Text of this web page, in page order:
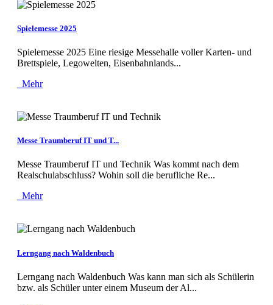
Spielemesse 2025
Spielemesse 2025 Eine riesige Messehalle voller Karten- und
Brettspiele, Legowelten, Eisenbahnlands...
Mehr
Messe Traumberuf IT und T...
Messe Traumberuf IT und Technik Was kommt nach dem
Realschulabschluss? Wohin soll die berufliche Re...
Mehr
Lerngang nach Waldenbuch
Lerngang nach Waldenbuch Was kann man sich als Schülerin
bzw. als Schüler unter einem Museum der Al...